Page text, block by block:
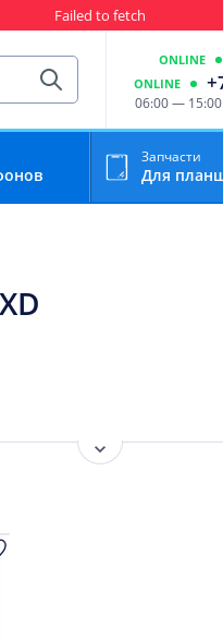
Failed to fetch
Найти
ONLINE
ONLINE
06:00 —
Запчасти
Для
Показать ещё